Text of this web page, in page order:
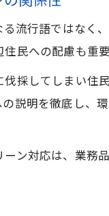
流行語ではな
民への配慮も重要
採してしまい
説明を徹底し
ン対応は、業